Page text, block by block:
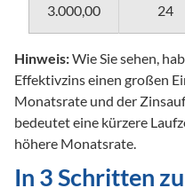
3.000,00 24
Hinweis: Wie Sie sehen,
Effektivzins einen großen
Monatsrate und der
bedeutet eine kürzere
höhere Monatsrate.
In 3 Schritten